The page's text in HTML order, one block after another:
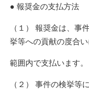
● 報奨金の支払方法
（１） 報奨金は、事
挙等への貢献の度合
範囲内で支払います。
（２） 事件の検挙等